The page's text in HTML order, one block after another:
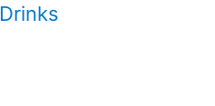
Drinks